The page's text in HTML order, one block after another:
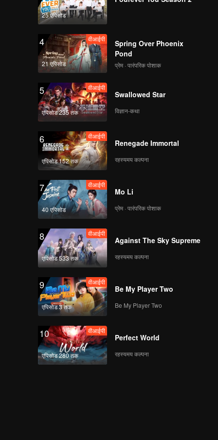
114
वीआईपी
116
वीआईपी
117
वीआईपी
118
वीआईपी
120
वीआईपी
25 एपिसोड
4
21 एपिसोड
वीआईपी
Spring Over Phoenix
Pond
प्रेम · पारंपरिक पोशाक
5
एपिसोड 235 तक
वीआईपी
Swallowed Star
विज्ञान-कथा
6
एपिसोड 152 तक
वीआईपी
Renegade Immortal
रहस्यमय कल्पना
7
40 एपिसोड
वीआईपी
Mo Li
प्रेम · पारंपरिक पोशाक
8
एपिसोड 533 तक
वीआईपी
Against The Sky Supreme
रहस्यमय कल्पना
9
एपिसोड 3 तक
वीआईपी
Be My Player Two
Be My Player Two
10
एपिसोड 280 तक
वीआईपी
Perfect World
रहस्यमय कल्पना